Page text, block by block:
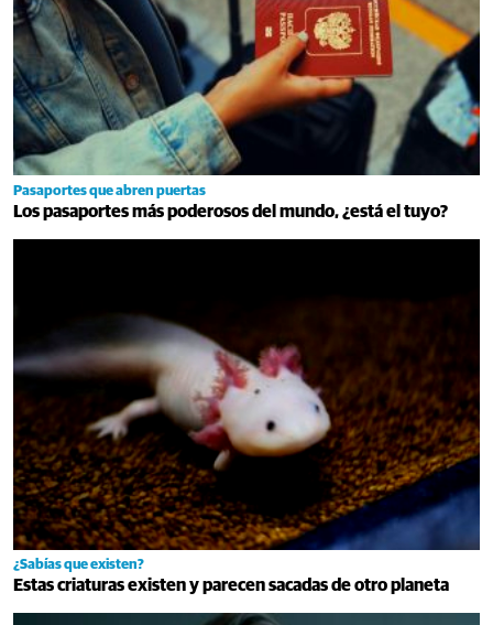
Pasaportes que abren puertas
Los pasaportes más poderosos del mundo, ¿está el tuyo?
¿Sabías que existen?
Estas criaturas existen y parecen sacadas de otro planeta